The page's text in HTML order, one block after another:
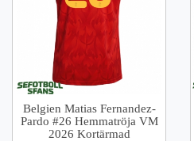
Belgien Matias Fernandez-
Pardo #26 Hemmatröja VM
2026 Kortärmad